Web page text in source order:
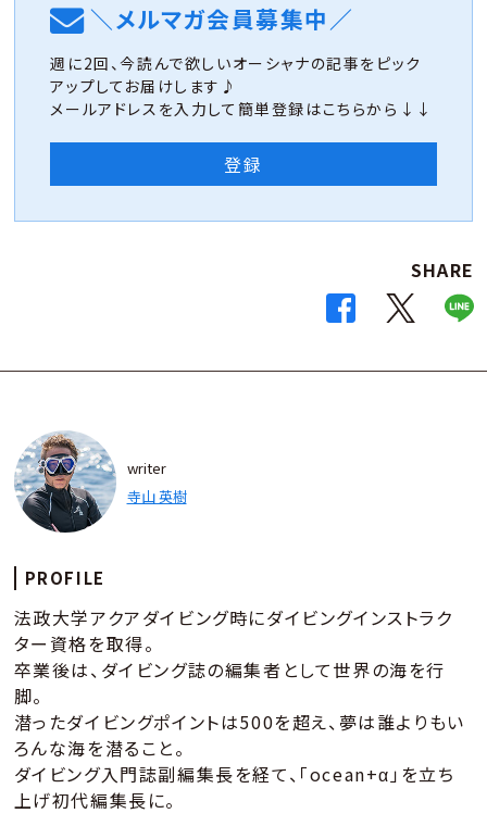
＼メルマガ会員募集中／
週に2回、今読んで欲しいオーシャナの記事をピック
アップしてお届けします♪
メールアドレスを入力して簡単登録はこちらから↓↓
登録
SHARE
writer
寺山 英樹
PROFILE
法政大学アクアダイビング時にダイビングインストラク
ター資格を取得。
卒業後は、ダイビング誌の編集者として世界の海を行
脚。
潜ったダイビングポイントは500を超え、夢は誰よりもい
ろんな海を潜ること。
ダイビング入門誌副編集長を経て、「ocean+α」を立ち
上げ初代編集長に。